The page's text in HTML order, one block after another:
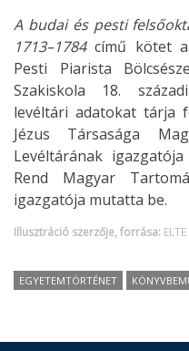
A budai és pesti
1713–1784című kötet a
Pesti Piarista
Szakiskola 18.
levéltári adatokat tárja
Jézus Társasága
Levéltárának
Rend Magyar
igazgatója mutatta be.
Illusztráció szerzője, forrása:
EGYETEMTÖRTÉNET